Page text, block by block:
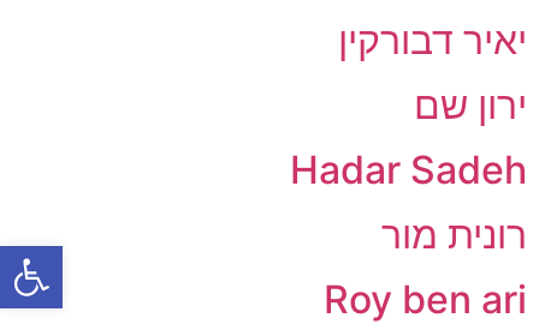
יאיר דבורקין
ירון שם
Hadar Sadeh
רונית מור
Roy ben ari
פתח